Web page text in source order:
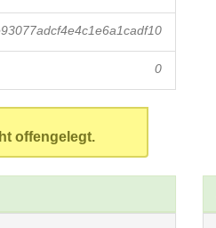
0
offengelegt.